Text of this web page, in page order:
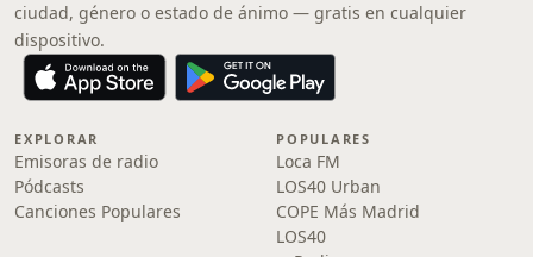
ciudad, género o estado de ánimo — gratis en cualquier
dispositivo.
EXPLORAR
Emisoras de radio
Pódcasts
Canciones Populares
POPULARES
Loca FM
LOS40 Urban
COPE Más Madrid
LOS40